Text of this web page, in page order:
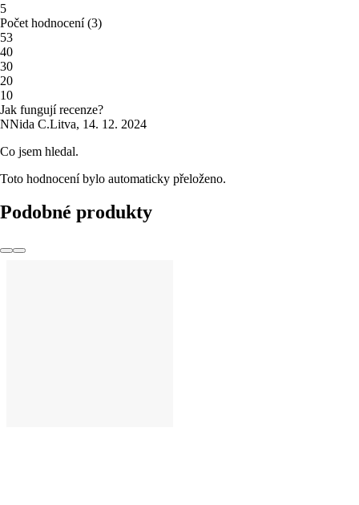
5
Počet hodnocení(3)
53
40
30
20
10
Jak fungují recenze?
NNida C.Litva, 14. 12. 2024
Co jsem hledal.
Toto hodnocení bylo automaticky přeloženo.
Podobné produkty